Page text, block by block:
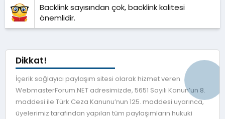
Backlink sayısından çok, backlink kalitesi
önemlidir.
Dikkat!
İçerik sağlayıcı paylaşım sitesi olarak hizmet veren
WebmasterForum.NET adresimizde, 5651 Sayılı Kanun’un 8.
maddesi ile Türk Ceza Kanunu’nun 125. maddesi uyarınca,
üyelerimiz tarafından yapılan tüm paylaşımların hukuki